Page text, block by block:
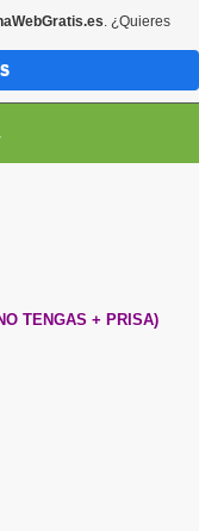
TENGAS + PRISA)
. ¿Quieres